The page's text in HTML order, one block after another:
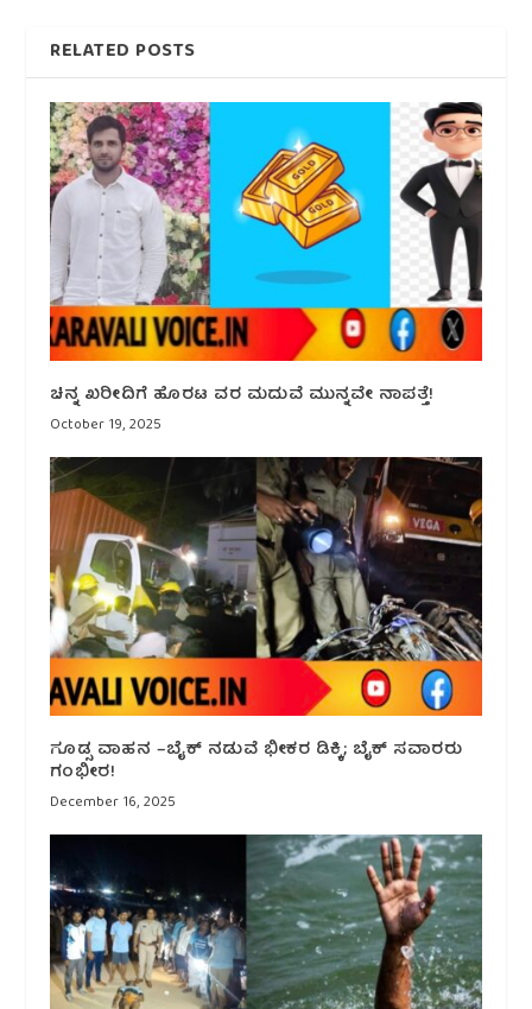
RELATED POSTS
ಚಿನ್ನ ಖರೀದಿಗೆ ಹೊರಟ ವರ ಮದುವೆ ಮುನ್ನವೇ ನಾಪತ್ತೆ!
October 19, 2025
ಗೂಡ್ಸ ವಾಹನ –ಬೈಕ್ ನಡುವೆ ಭೀಕರ ಡಿಕ್ಕಿ; ಬೈಕ್ ಸವಾರರು
ಗಂಭೀರ!
December 16, 2025